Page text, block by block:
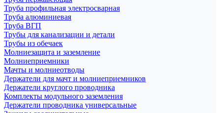
Труба профильная электросварная
Труба алюминиевая
Труба ВГП
Трубы для канализации и детали
Трубы из обечаек
Молниезащита и заземление
Молниеприемники
Мачты и молниеотводы
Держатели для мачт и молниеприемников
Держатели круглого проводника
Комплекты модульного заземления
Держатели проводника универсальные